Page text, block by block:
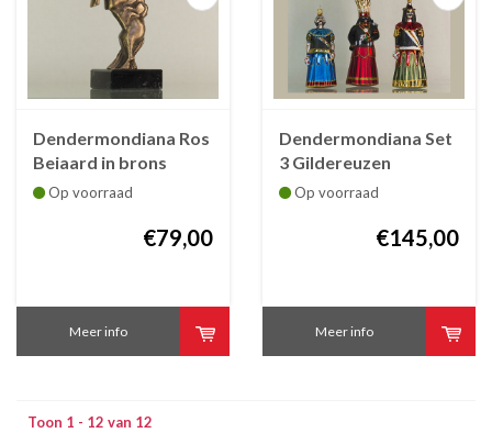
Dendermondiana Ros
Beiaard in brons
Op voorraad
€79,00
Meer info
Dendermondiana Set
3 Gildereuzen
kerstornament
Op voorraad
€145,00
Meer info
Toon 1 - 12 van 12